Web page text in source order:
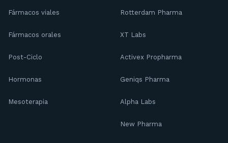
Fármacos viales
Fármacos orales
Post-Ciclo
Hormonas
Mesoterapia
Rotterdam Pharma
XT Labs
Activex Propharma
Geniqs Pharma
Alpha Labs
New Pharma